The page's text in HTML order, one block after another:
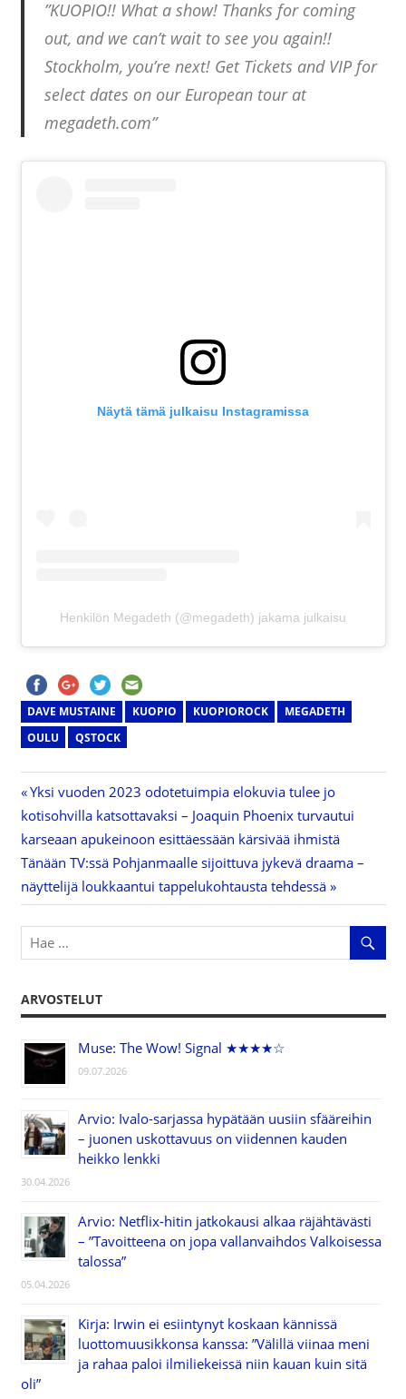
”KUOPIO!! What a show! Thanks for coming
out, and we can’t wait to see you again!!
Stockholm, you’re next! Get Tickets and VIP for
select dates on our European tour at
megadeth.com”
Näytä tämä julkaisu Instagramissa
Henkilön Megadeth (@megadeth) jakama julkaisu
DAVE MUSTAINE KUOPIO KUOPIOROCK
MEGADETH
OULU
QSTOCK
Artikkelien
selaus
Previous
Post:
Yksi vuoden 2023 odotetuimpia elokuvia tulee jo
kotisohvilla katsottavaksi – Joaquin Phoenix turvautui
karseaan apukeinoon esittäessään kärsivää ihmistä
Next
Post:
Tänään TV:ssä Pohjanmaalle sijoittuva jykevä draama –
näyttelijä loukkaantui tappelukohtausta tehdessä
ARVOSTELUT
Muse: The Wow! Signal ★★★★☆
09.07.2026
Arvio: Ivalo-sarjassa hypätään uusiin sfääreihin
– juonen uskottavuus on viidennen kauden
heikko lenkki
30.04.2026
Arvio: Netflix-hitin jatkokausi alkaa räjähtävästi
– ”Tavoitteena on jopa vallanvaihdos Valkoisessa
talossa”
05.04.2026
Kirja: Irwin ei esiintynyt koskaan kännissä
luottomuusikkonsa kanssa: ”Välillä viinaa meni
ja rahaa paloi ilmiliekeissä niin kauan kuin sitä
oli”